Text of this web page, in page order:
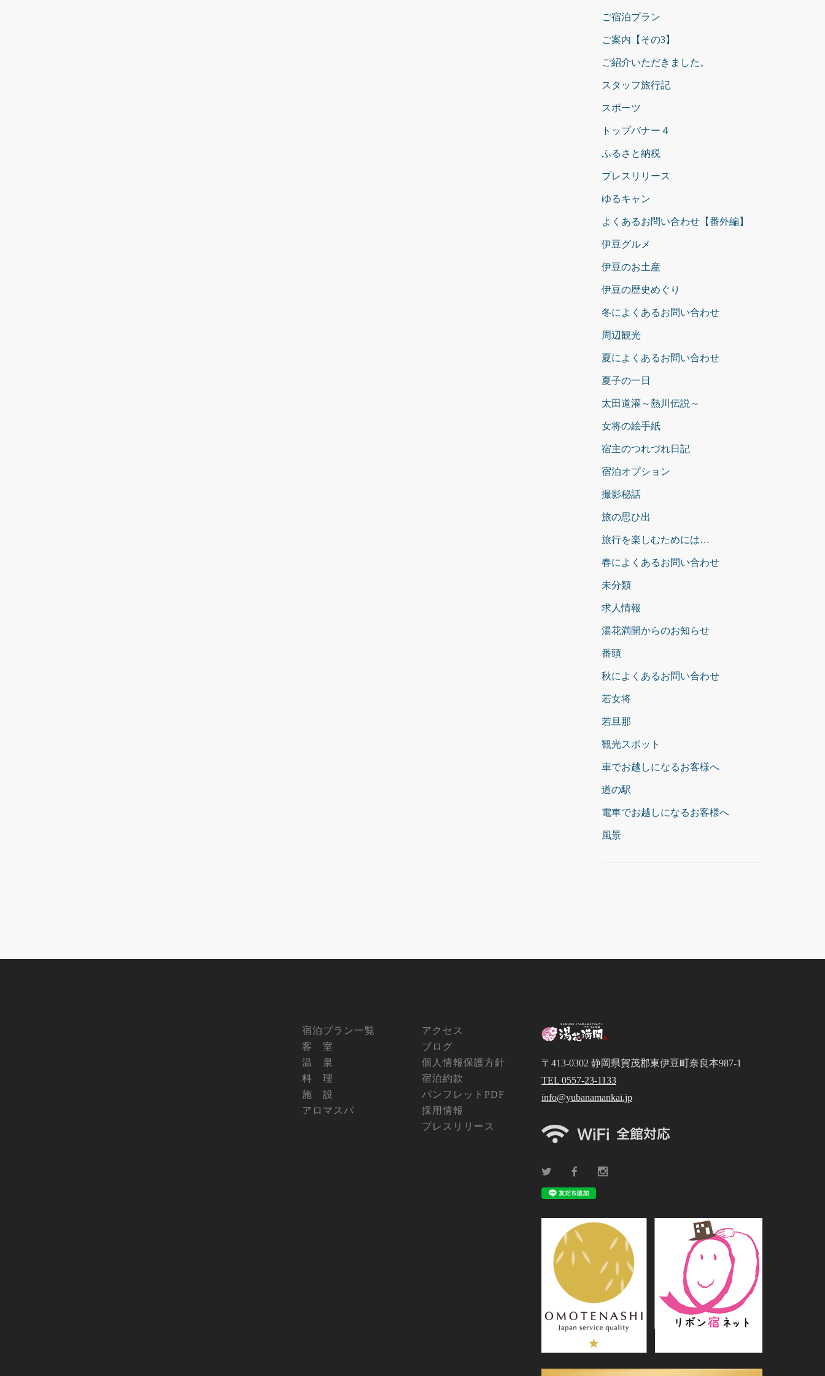
ご宿泊プラン
ご案内【その3】
ご紹介いただきました。
スタッフ旅行記
スポーツ
トップバナー４
ふるさと納税
プレスリリース
ゆるキャン
よくあるお問い合わせ【番外編】
伊豆グルメ
伊豆のお土産
伊豆の歴史めぐり
冬によくあるお問い合わせ
周辺観光
夏によくあるお問い合わせ
夏子の一日
太田道灌～熱川伝説～
女将の絵手紙
宿主のつれづれ日記
宿泊オプション
撮影秘話
旅の思ひ出
旅行を楽しむためには…
春によくあるお問い合わせ
未分類
求人情報
湯花満開からのお知らせ
番頭
秋によくあるお問い合わせ
若女将
若旦那
観光スポット
車でお越しになるお客様へ
道の駅
電車でお越しになるお客様へ
風景
宿泊プラン一覧
客 室
温 泉
料 理
施 設
アロマスパ
アクセス
ブログ
個人情報保護方針
宿泊約款
パンフレットPDF
採用情報
プレスリリース
〒413-0302 静岡県賀茂郡東伊豆町奈良本987-1
TEL 0557-23-1133
info@yubanamankai.jp